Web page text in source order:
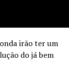
irão ter um
do já bem